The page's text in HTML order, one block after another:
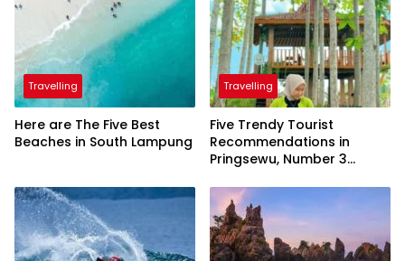
Travelling
Here are The Five Best
Beaches in South Lampung
Travelling
Five Trendy Tourist
Recommendations in
Pringsewu, Number 3
President